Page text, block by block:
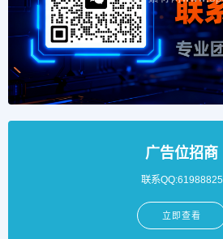
广告位招商
联系QQ:61988825
立即查看